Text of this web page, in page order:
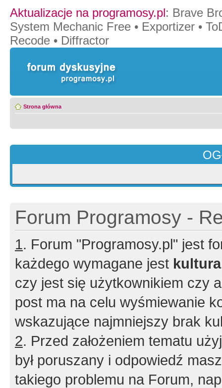
Aktualizacje na programosy.pl: Brave
System Mechanic Free • Exportizer •
Recode • Diffractor
Strona główna
Forum Programosy -
1. Forum "Programosy.pl" jest
każdego wymagane jest
czy jest się użytkownikiem czy
post ma na celu wyśmiewanie
wskazujące najmniejszy brak
2. Przed założeniem tematu
był poruszany i odpowiedź
takiego problemu na Forum,